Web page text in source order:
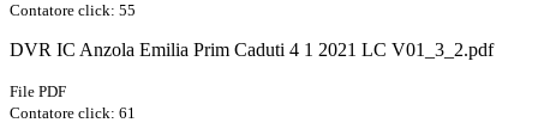
Contatore click: 55
DVR IC Anzola Emilia Prim Caduti 4 1 2021 LC V01_3_2.pdf
File PDF
Contatore click: 61